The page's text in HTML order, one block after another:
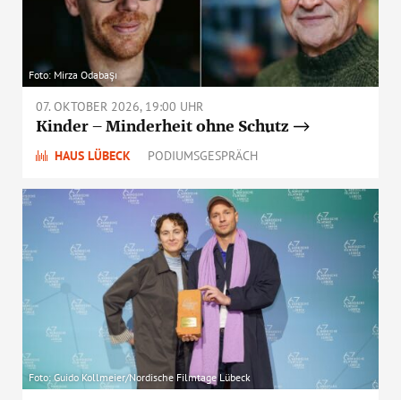
Foto: Mirza Odabaşı
07. OKTOBER 2026, 19:00 UHR
Kinder – Minderheit ohne Schutz
HAUS LÜBECK PODIUMSGESPRÄCH
Foto: Guido Kollmeier/Nordische Filmtage Lübeck